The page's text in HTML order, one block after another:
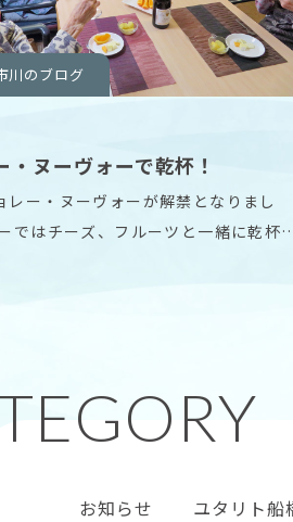
川のブログ
・ヌーヴォーで乾杯！
レー・ヌーヴォーが解禁となりまし
ではチーズ、フルーツと一緒に乾杯
お知らせ ユタリト船